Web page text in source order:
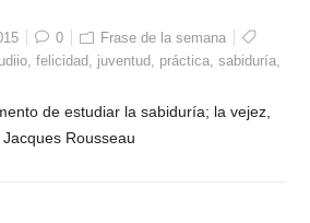
0
Frase de la semana
,felicidad juventud práctica ,sabiduría
de estudiar la sabiduría; la vejez,
Rousseau